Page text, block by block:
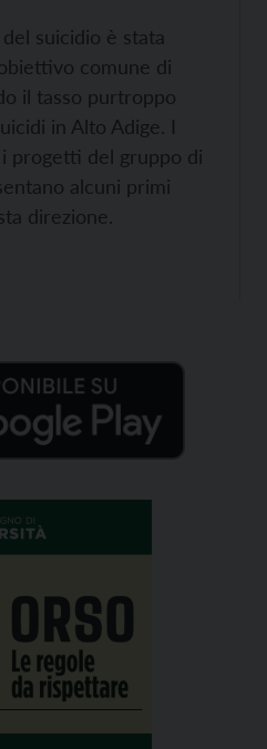
suicidio è stata
comune di
il tasso purtroppo
in Alto Adige. I
progetti del gruppo di
alcuni primi
direzione.